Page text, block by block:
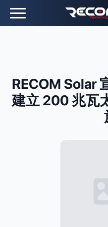
RECOM Solar
建立 200 兆瓦